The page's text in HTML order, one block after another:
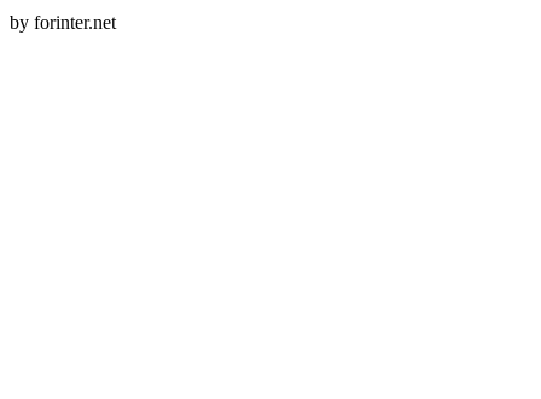
by forinter.net